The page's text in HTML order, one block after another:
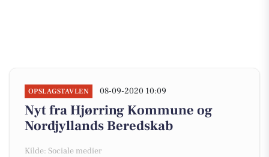
OPSLAGSTAVLEN 08-09-2020 10:09
Nyt fra Hjørring Kommune og
Nordjyllands Beredskab
Kilde: Sociale medier